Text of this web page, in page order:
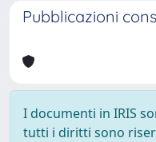
Pubblicazioni
I documenti in IRIS
tutti i diritti sono